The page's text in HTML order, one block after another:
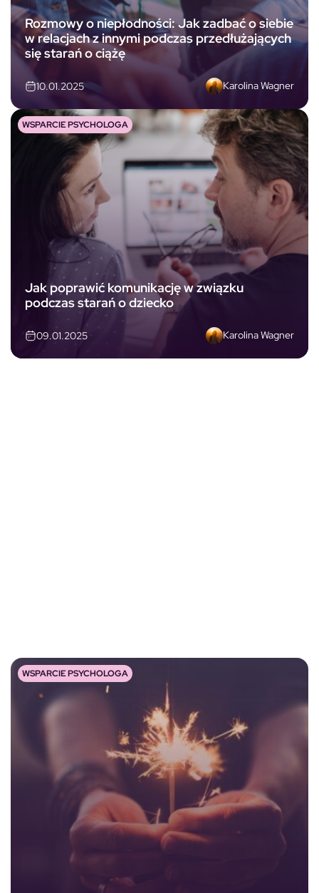
Rozmowy o niepłodności: Jak zadbać o siebie
w relacjach z innymi podczas przedłużających
się starań o ciążę
10.01.2025 Karolina Wagner
Jak poprawić komunikację w związku
podczas starań o dziecko
09.01.2025 Karolina Wagner
WSPARCIE PSYCHOLOGA
WSPARCIE PSYCHOLOGA